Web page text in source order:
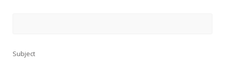
Subject